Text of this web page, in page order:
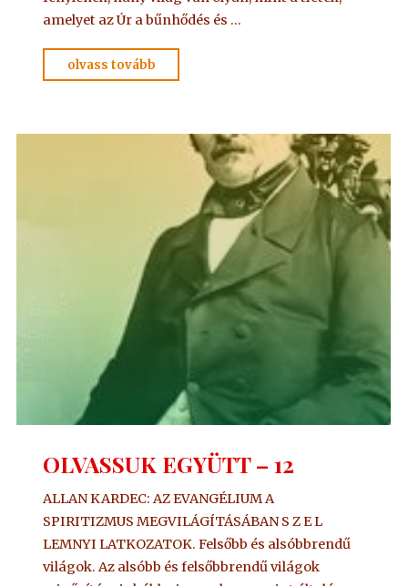
amelyet az Úr a bűnhődés és …
olvass tovább
EGYÜTT
13"
OLVASSUK EGYÜTT – 12
ALLAN KARDEC: AZ EVANGÉLIUM A
SPIRITIZMUS MEGVILÁGÍTÁSÁBAN S Z E L
LEMNYI LATKOZATOK. Felsőbb és alsóbbrendű
világok. Az alsóbb és felsőbbrendű világok